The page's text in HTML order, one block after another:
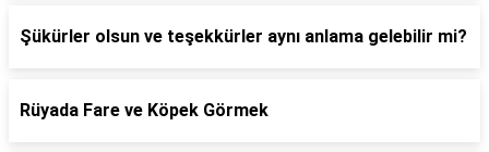
Şükürler olsun ve teşekkürler aynı anlama gelebilir mi?
Rüyada Fare ve Köpek Görmek